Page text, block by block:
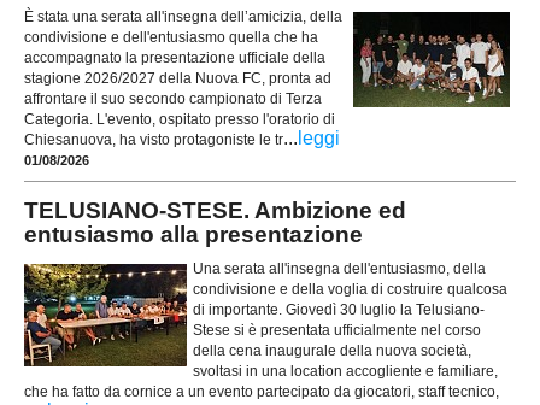
È stata una serata all'insegna dell’amicizia, della
condivisione e dell'entusiasmo quella che ha
accompagnato la presentazione ufficiale della
stagione 2026/2027 della Nuova FC, pronta ad
affrontare il suo secondo campionato di Terza
Categoria. L'evento, ospitato presso l'oratorio di
Chiesanuova, ha visto protagoniste le tr... leggi
01/08/2026
TELUSIANO-STESE. Ambizione ed
entusiasmo alla presentazione
Una serata all'insegna dell'entusiasmo, della
condivisione e della voglia di costruire qualcosa
di importante. Giovedì 30 luglio la Telusiano-
Stese si è presentata ufficialmente nel corso
della cena inaugurale della nuova società,
svoltasi in una location accogliente e familiare,
che ha fatto da cornice a un evento partecipato da giocatori, staff tecnico,